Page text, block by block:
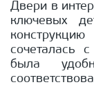
Двери в
ключевых
сочеталась
была